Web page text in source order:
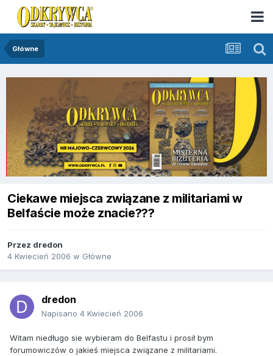
Główne
Ciekawe miejsca związane z militariami w
Belfaście może znacie???
Przez dredon
4 Kwiecień 2006 w Główne
dredon
Napisano 4 Kwiecień 2006
Witam niedługo sie wybieram do Belfastu i prosił bym
forumowiczów o jakieś miejsca związane z militariami.